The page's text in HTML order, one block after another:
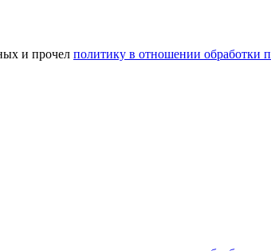
и прочел политику в отношении обработки